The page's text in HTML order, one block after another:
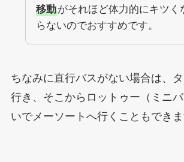
移動がそれほど体力的にキツく
らないのでおすすめです。
ちなみに直行バスがない場合は、
行き、そこからロットゥー（ミニ
いでメーソートへ行くこともできま